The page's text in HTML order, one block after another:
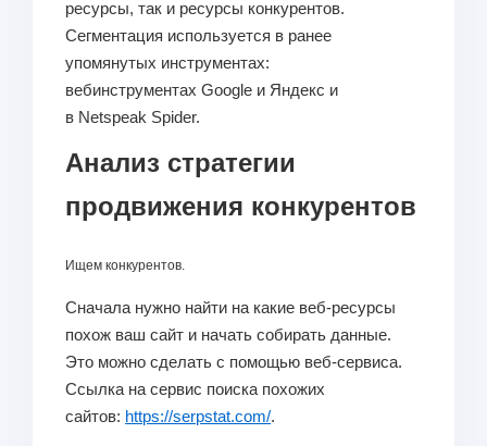
ресурсы, так и ресурсы конкурентов.
Сегментация используется в ранее
упомянутых инструментах:
вебинструментах Google и Яндекс и
в Netspeak Spider.
Анализ стратегии
продвижения конкурентов
Ищем конкурентов.
Сначала нужно найти на какие веб-ресурсы
похож ваш сайт и начать собирать данные.
Это можно сделать с помощью веб-сервиса.
Ссылка на сервис поиска похожих
сайтов: https://serpstat.com/.